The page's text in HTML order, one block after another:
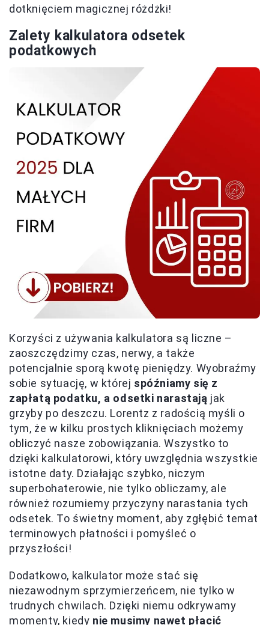
dotknięciem magicznej różdżki!
Zalety kalkulatora odsetek
podatkowych
Korzyści z używania kalkulatora są liczne –
zaoszczędzimy czas, nerwy, a także
potencjalnie sporą kwotę pieniędzy. Wyobraźmy
sobie sytuację, w której spóźniamy się z
zapłatą podatku, a odsetki narastają jak
grzyby po deszczu. Lorentz z radością myśli o
tym, że w kilku prostych kliknięciach możemy
obliczyć nasze zobowiązania. Wszystko to
dzięki kalkulatorowi, który uwzględnia wszystkie
istotne daty. Działając szybko, niczym
superbohaterowie, nie tylko obliczamy, ale
również rozumiemy przyczyny narastania tych
odsetek. To świetny moment, aby zgłębić temat
terminowych płatności i pomyśleć o
przyszłości!
Dodatkowo, kalkulator może stać się
niezawodnym sprzymierzeńcem, nie tylko w
trudnych chwilach. Dzięki niemu odkrywamy
momenty, kiedy nie musimy nawet płacić